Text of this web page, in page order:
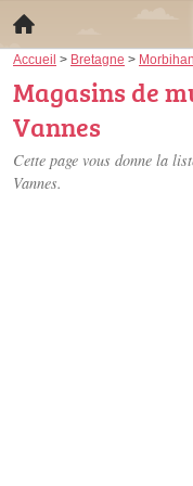
Accueil > Bretagne > Morbihan
Magasins de
Vannes
Cette page vous donne la
Vannes.